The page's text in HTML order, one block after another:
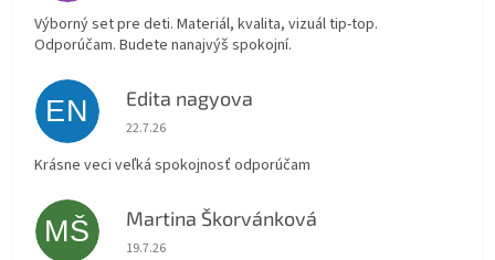
Výborný set pre deti. Materiál, kvalita, vizuál tip-top.
Odporúčam. Budete nanajvýš spokojní.
EN Edita nagyova
Hodnotenie obchodu je 5 z 5 hviezdičiek.
22.7.26
Krásne veci veľká spokojnosť odporúčam
MŠ Martina Škorvánková
Hodnotenie obchodu je 5 z 5 hviezdičiek.
19.7.26